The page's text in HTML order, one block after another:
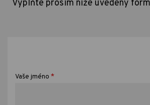
Vyplňte prosím níže uvedený
Vaše jméno *